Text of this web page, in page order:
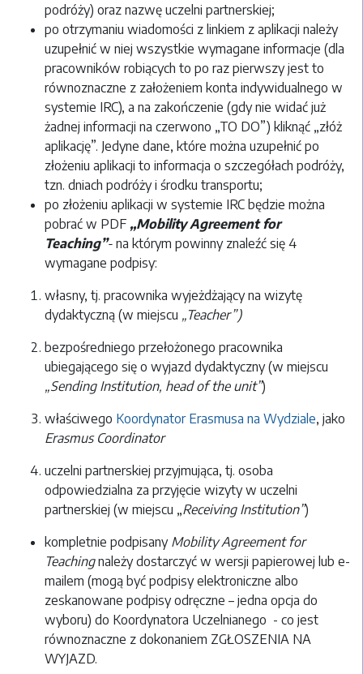
podróży) oraz nazwę uczelni partnerskiej;
po otrzymaniu wiadomości z linkiem z aplikacji należy
uzupełnić w niej wszystkie wymagane informacje (dla
pracowników robiących to po raz pierwszy jest to
równoznaczne z założeniem konta indywidualnego w
systemie IRC), a na zakończenie (gdy nie widać już
żadnej informacji na czerwono „TO DO”) kliknąć „złóż
aplikację”. Jedyne dane, które można uzupełnić po
złożeniu aplikacji to informacja o szczegółach podróży,
tzn. dniach podróży i środku transportu;
po złożeniu aplikacji w systemie IRC będzie można
pobrać w PDF „Mobility Agreement for
Teaching”- na którym powinny znaleźć się 4
wymagane podpisy:
własny, tj. pracownika wyjeżdżający na wizytę
dydaktyczną (w miejscu „Teacher”)
bezpośredniego przełożonego pracownika
ubiegającego się o wyjazd dydaktyczny (w miejscu
„Sending Institution, head of the unit”)
właściwego Koordynator Erasmusa na Wydziale, jako
Erasmus Coordinator
uczelni partnerskiej przyjmująca, tj. osoba
odpowiedzialna za przyjęcie wizyty w uczelni
partnerskiej (w miejscu „Receiving Institution”)
kompletnie podpisany Mobility Agreement for
Teachingnależy dostarczyć w wersji papierowej lub e-
mailem (mogą być podpisy elektroniczne albo
zeskanowane podpisy odręczne – jedna opcja do
wyboru) do Koordynatora Uczelnianego - co jest
równoznaczne z dokonaniem ZGŁOSZENIA NA
WYJAZD.